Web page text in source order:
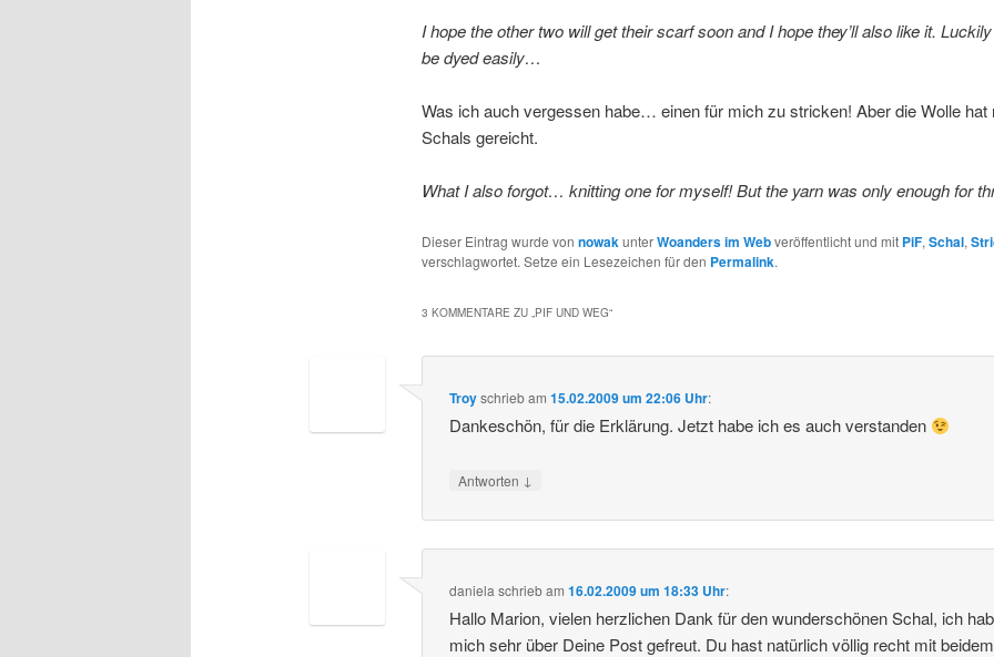
I hope the other two will get their scarf soon and I hope they’ll also like it.
be dyed easily…
Was ich auch vergessen habe… einen für mich zu stricken! Aber die Wolle hat
Schals gereicht.
What I also forgot… knitting one for myself! But the yarn was only enough for
Dieser Eintrag wurde von nowakunterWoanders im Webveröffentlicht und mit PiF, Schal,
verschlagwortet. Setze ein Lesezeichen für den Permalink.
3 KOMMENTARE ZU „PIF UND WEG“
Troyschriebam15.02.2009 um 22:06 Uhr:
Dankeschön, für die Erklärung. Jetzt habe ich es auch verstanden
Antworten ↓
daniela schriebam16.02.2009 um 18:33 Uhr:
Hallo Marion, vielen herzlichen Dank für den wunderschönen Schal, ich
mich sehr über Deine Post gefreut. Du hast natürlich völlig recht mit